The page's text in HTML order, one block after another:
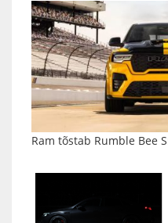
Ram tõstab Rumble Bee